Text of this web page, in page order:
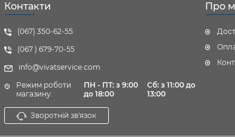
Контакти
(067) 350-62-55
(067 ) 679-70-55
info@vivatservice.com
Режим роботи
магазину:
ПН - ПТ: з 9:00
до 18:00
Cб: з 11:00 до
13:00
Зворотній зв'язок
Про